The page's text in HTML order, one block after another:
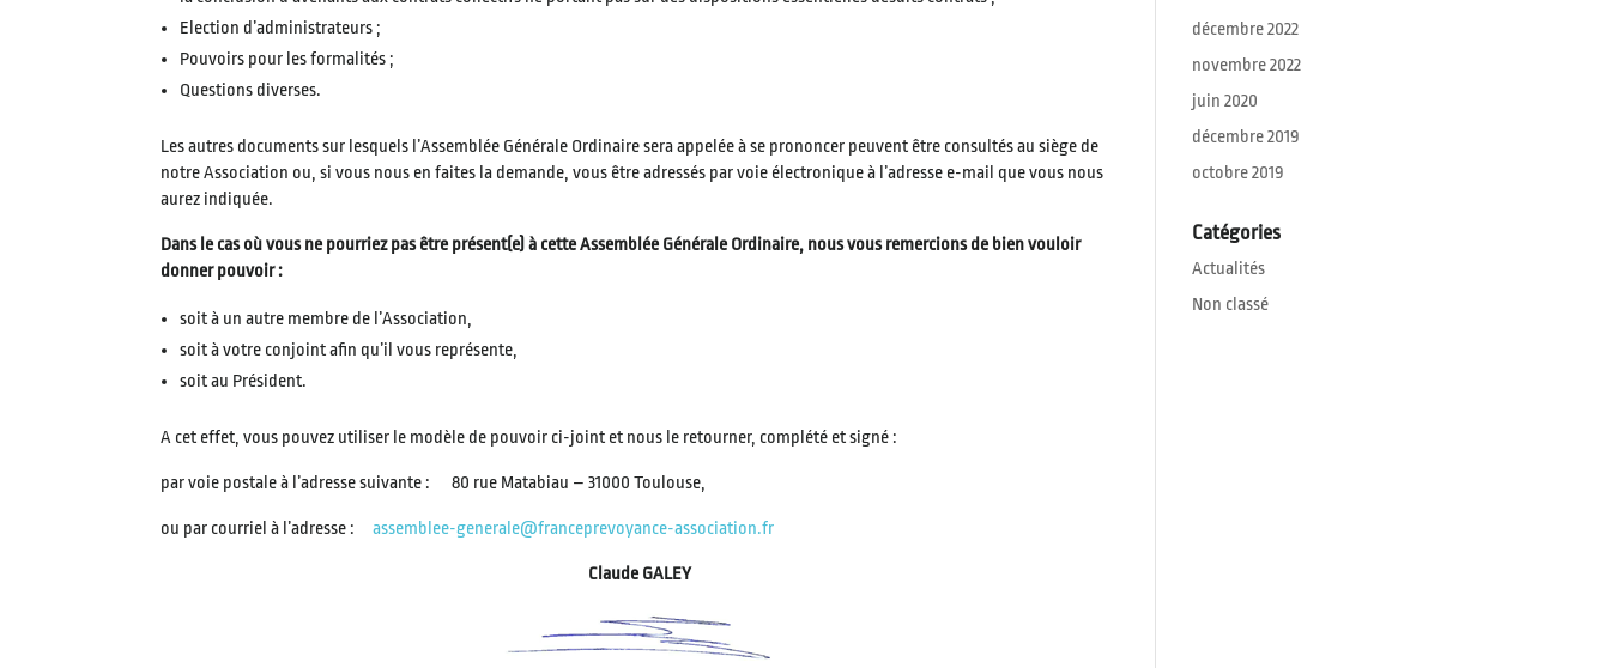
Election d’administrateurs ;
Pouvoirs pour les formalités ;
Questions diverses.
Les autres documents sur lesquels l’Assemblée Générale Ordinaire sera appelée à se prononcer peuvent être consultés au siège de
notre Association ou, si vous nous en faites la demande, vous être adressés par voie électronique à l’adresse e-mail que vous nous
aurez indiquée.
Dans le cas où vous ne pourriez pas être présent(e) à cette Assemblée Générale Ordinaire, nous vous remercions de bien vouloir
donner pouvoir :
soit à un autre membre de l’Association,
soit à votre conjoint afin qu’il vous représente,
soit au Président.
A cet effet, vous pouvez utiliser le modèle de pouvoir ci-joint et nous le retourner, complété et signé :
par voie postale à l’adresse suivante : 80 rue Matabiau – 31000 Toulouse,
ou par courriel à l’adresse :assemblee-generale@franceprevoyance-association.fr
Claude GALEY
décembre 2022
novembre 2022
juin 2020
décembre 2019
octobre 2019
Catégories
Actualités
Non classé